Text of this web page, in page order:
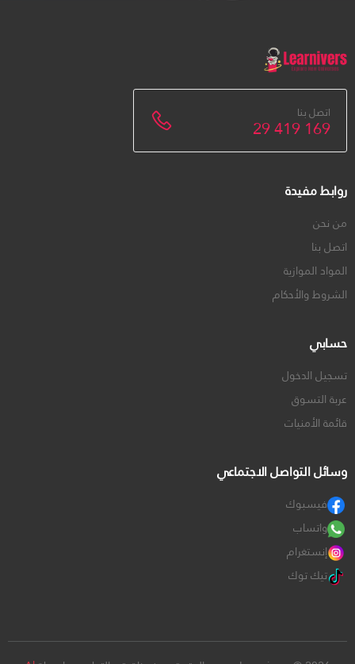
اتصل بنا
29 419 169
روابط مفيدة
من نحن
اتصل بنا
المواد الموازية
الشروط والأحكام
حسابي
تسجيل الدخول
عربة التسوق
قائمة الأمنيات
وسائل التواصل الاجتماعي
فيسبوك
واتساب
إنستغرام
تيك توك